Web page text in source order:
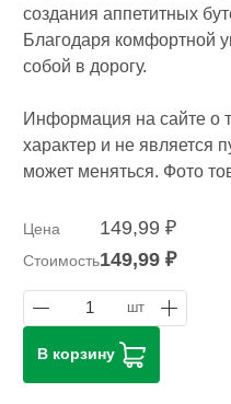
создания аппетитных
Благодаря комфортной
собой в дорогу.
Информация на сайте о
характер и не является
может меняться. Фото
Цена 149,99 ₽
Стоимость149,99 ₽
1 шт
В корзину